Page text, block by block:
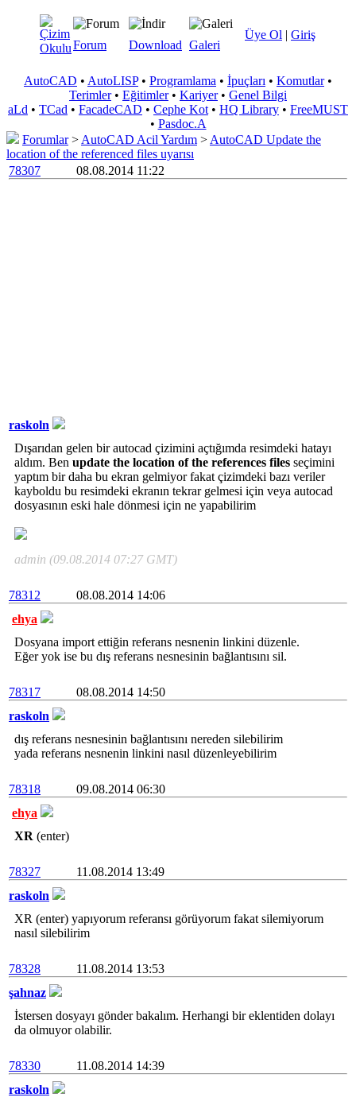
Üye Ol | Giriş
Forum Download Galeri
AutoCAD • AutoLISP• Programlama • İpuçları • Komutlar•
Terimler• Eğitimler• Kariyer• Genel Bilgi
aLd • TCad • FacadeCAD • Cephe Kot • HQ Library • FreeMUST
• Pasdoc.A
Forumlar> AutoCAD Acil Yardım > AutoCAD Update the
location of the referenced files uyarısı
78307
08.08.2014 11:22
raskoln
Dışarıdan gelen bir autocad çizimini açtığımda resimdeki hatayı
aldım. Ben update the location of the references files seçimini
yaptım bir daha bu ekran gelmiyor fakat çizimdeki bazı veriler
kayboldu bu resimdeki ekranın tekrar gelmesi için veya autocad
dosyasının eski hale dönmesi için ne yapabilirim
admin (09.08.2014 07:27 GMT)
78312
08.08.2014 14:06
ehya
Dosyana import ettiğin referans nesnenin linkini düzenle.
Eğer yok ise bu dış referans nesnesinin bağlantısını sil.
78317
08.08.2014 14:50
raskoln
dış referans nesnesinin bağlantısını nereden silebilirim
yada referans nesnenin linkini nasıl düzenleyebilirim
78318
09.08.2014 06:30
ehya
XR (enter)
78327
11.08.2014 13:49
raskoln
XR (enter) yapıyorum referansı görüyorum fakat silemiyorum
nasıl silebilirim
78328
11.08.2014 13:53
şahnaz
İstersen dosyayı gönder bakalım. Herhangi bir eklentiden dolayı
da olmuyor olabilir.
78330
11.08.2014 14:39
raskoln